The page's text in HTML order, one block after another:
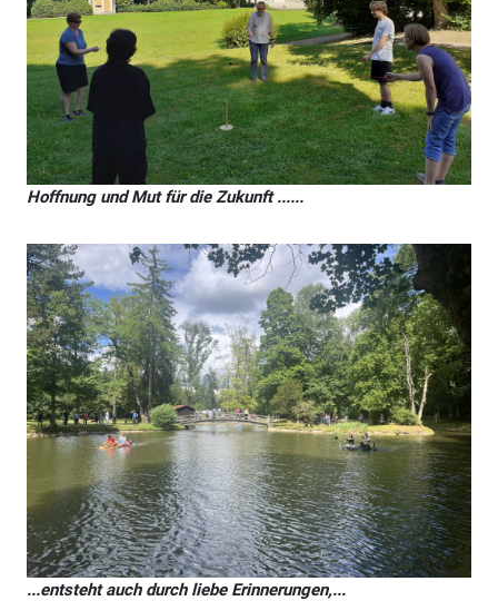
Hoffnung und Mut für die Zukunft ......
...entsteht auch durch liebe Erinnerungen,...